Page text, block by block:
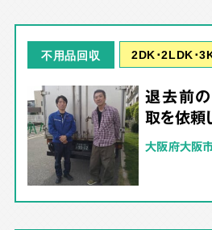
不用品回収 2DK･2LDK･
退去前
取を依頼
大阪府大阪